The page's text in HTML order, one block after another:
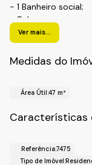
- 1 Banheiro social;
- Sala
- Vaga de garagem
- Condominio
Bairro: Morada das
Ver mais...
Medidas do
Área Útil:47 m²
Características
Referência:7475
Tipo de Imóvel: